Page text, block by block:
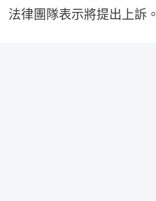
法律團隊表示將提出上訴。